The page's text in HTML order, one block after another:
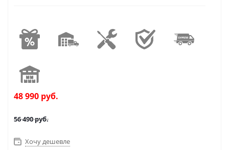
48 990 руб.
56 490руб.
Хочу дешевле